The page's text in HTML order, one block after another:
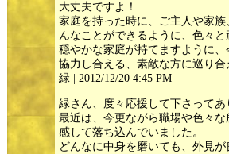
大丈夫ですよ！
家庭を持った時に、ご主人や家
んなことができるように、色々と
穏やかな家庭が持てますように、
協力し合える、素敵な方に巡り合
緑 | 2012/12/20 4:45 PM
緑さん、度々応援して下さってあ
最近は、今更ながら職場や色々
感して落ち込んでいました。
どんなに中身を磨いても、外見